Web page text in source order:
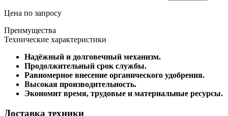
Цена по запросу
Преимущества
Технические характеристики
Надёжный и долговечный механизм.
Продолжительный срок службы.
Равномерное внесение органического удобрения.
Высокая производительность.
Экономит время, трудовые и материальные ресурсы.
Доставка техники